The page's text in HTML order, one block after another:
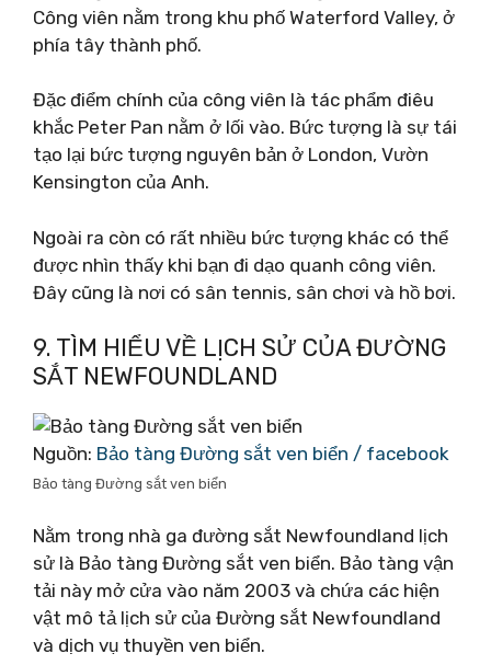
Công viên nằm trong khu phố Waterford Valley, ở
phía tây thành phố.
Đặc điểm chính của công viên là tác phẩm điêu
khắc Peter Pan nằm ở lối vào. Bức tượng là sự tái
tạo lại bức tượng nguyên bản ở London, Vườn
Kensington của Anh.
Ngoài ra còn có rất nhiều bức tượng khác có thể
được nhìn thấy khi bạn đi dạo quanh công viên.
Đây cũng là nơi có sân tennis, sân chơi và hồ bơi.
9. TÌM HIỂU VỀ LỊCH SỬ CỦA ĐƯỜNG
SẮT NEWFOUNDLAND
Nguồn: Bảo tàng Đường sắt ven biển / facebook
Bảo tàng Đường sắt ven biển
Nằm trong nhà ga đường sắt Newfoundland lịch
sử là Bảo tàng Đường sắt ven biển. Bảo tàng vận
tải này mở cửa vào năm 2003 và chứa các hiện
vật mô tả lịch sử của Đường sắt Newfoundland
và dịch vụ thuyền ven biển.